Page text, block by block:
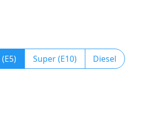
Super (E10) Diesel